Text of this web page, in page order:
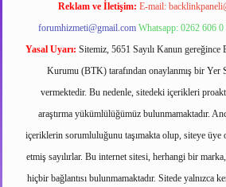
Reklam ve İletişim: E-mail:
forumhizmeti@gmail.com Whatsapp: 0262 606 0
Yasal Uyarı: Sitemiz, 5651 Sayılı Kanun
Kurumu (BTK) tarafından onaylanmış bir Yer
vermektedir. Bu nedenle, sitedeki içerikleri
araştırma yükümlülüğümüz bulunmamaktadır.
içeriklerin sorumluluğunu taşımakta olup, siteye
etmiş sayılırlar. Bu internet sitesi, herhangi bir
hiçbir bağlantısı bulunmamaktadır. Sitede yalnızca